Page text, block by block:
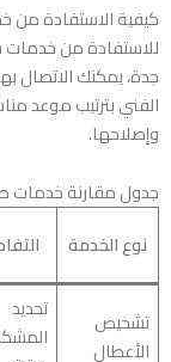
كيفية الاستفادة من
للاستفادة من خدمات
جدة، يمكنك الاتصال
الفني بترتيب موعد
وإصلاحها.
جدول مقارنة خدمات
نوع الخدمة
تشخيص
الأعطال
تحديد